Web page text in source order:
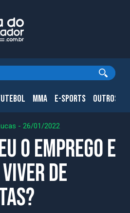
MMA E-SPORTS OUTROS.
- 26/01/2022
o emprego e
de